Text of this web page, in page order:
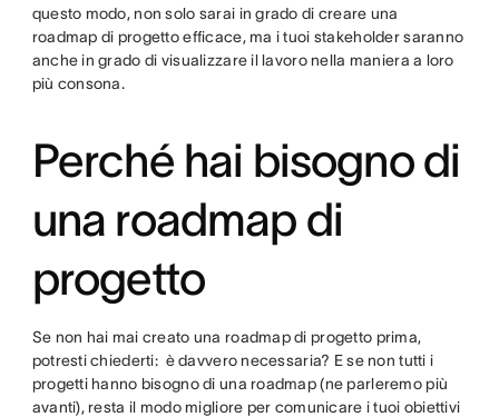
questo modo, non solo sarai in grado di creare una
roadmap di progetto efficace, ma i tuoi stakeholder saranno
anche in grado di visualizzare il lavoro nella maniera a loro
più consona.
Perché hai bisogno di
una roadmap di
progetto
Se non hai mai creato una roadmap di progetto prima,
potresti chiederti: è davvero necessaria? E se non tutti i
progetti hanno bisogno di una roadmap (ne parleremo più
avanti), resta il modo migliore per comunicare i tuoi obiettivi